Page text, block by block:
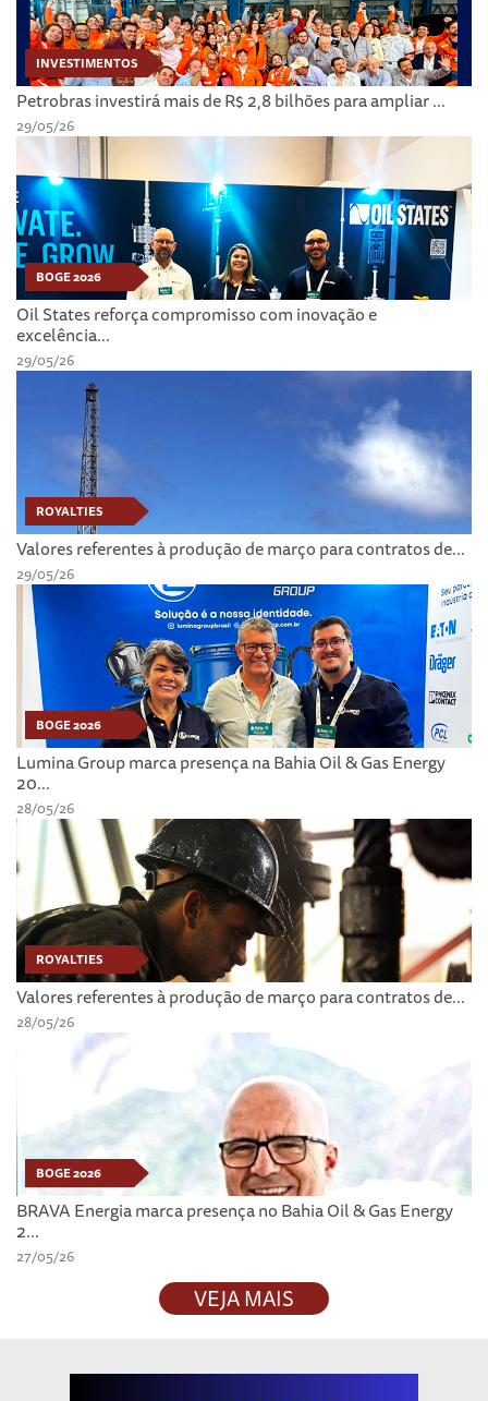
INVESTIMENTOS
Petrobras investirá mais de R$ 2,8 bilhões para ampliar ...
29/05/26
BOGE 2026
Oil States reforça compromisso com inovação e
excelência...
29/05/26
ROYALTIES
Valores referentes à produção de março para contratos de...
29/05/26
BOGE 2026
Lumina Group marca presença na Bahia Oil & Gas Energy
20...
28/05/26
ROYALTIES
Valores referentes à produção de março para contratos de...
28/05/26
BOGE 2026
BRAVA Energia marca presença no Bahia Oil & Gas Energy
2...
27/05/26
VEJA MAIS